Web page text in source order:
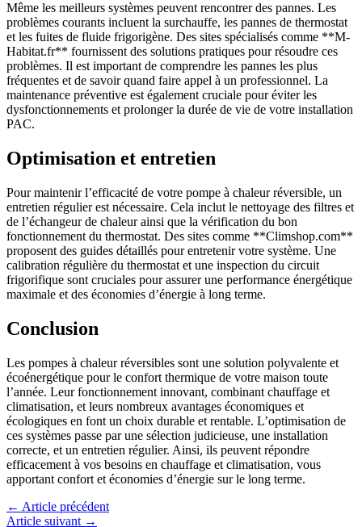
Même les meilleurs systèmes peuvent rencontrer des pannes. Les
problèmes courants incluent la surchauffe, les pannes de thermostat
et les fuites de fluide frigorigène. Des sites spécialisés comme **M-
Habitat.fr** fournissent des solutions pratiques pour résoudre ces
problèmes. Il est important de comprendre les pannes les plus
fréquentes et de savoir quand faire appel à un professionnel. La
maintenance préventive est également cruciale pour éviter les
dysfonctionnements et prolonger la durée de vie de votre installation
PAC.
Optimisation et entretien
Pour maintenir l’efficacité de votre pompe à chaleur réversible, un
entretien régulier est nécessaire. Cela inclut le nettoyage des filtres et
de l’échangeur de chaleur ainsi que la vérification du bon
fonctionnement du thermostat. Des sites comme **Climshop.com**
proposent des guides détaillés pour entretenir votre système. Une
calibration régulière du thermostat et une inspection du circuit
frigorifique sont cruciales pour assurer une performance énergétique
maximale et des économies d’énergie à long terme.
Conclusion
Les pompes à chaleur réversibles sont une solution polyvalente et
écoénergétique pour le confort thermique de votre maison toute
l’année. Leur fonctionnement innovant, combinant chauffage et
climatisation, et leurs nombreux avantages économiques et
écologiques en font un choix durable et rentable. L’optimisation de
ces systèmes passe par une sélection judicieuse, une installation
correcte, et un entretien régulier. Ainsi, ils peuvent répondre
efficacement à vos besoins en chauffage et climatisation, vous
apportant confort et économies d’énergie sur le long terme.
← Article précédent
Article suivant →